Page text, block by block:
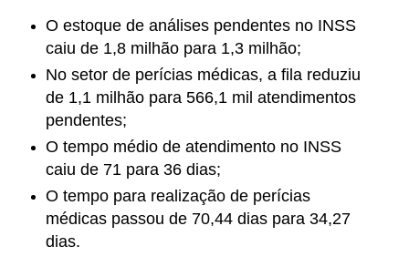
O estoque de análises pendentes no INSS
caiu de 1,8 milhão para 1,3 milhão;
No setor de perícias médicas, a fila reduziu
de 1,1 milhão para 566,1 mil atendimentos
pendentes;
O tempo médio de atendimento no INSS
caiu de 71 para 36 dias;
O tempo para realização de perícias
médicas passou de 70,44 dias para 34,27
dias.